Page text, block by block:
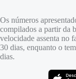
Os números
compilados a partir da
velocidade assenta no
30 dias, enquanto o
dias.